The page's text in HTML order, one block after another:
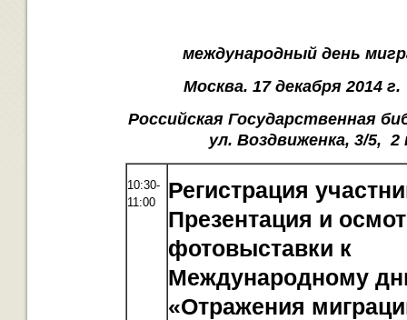
международный день
Москва. 17 декабря 2014
Российская Государственная
ул. Воздвиженка, 3/5, 2
10:30-
11:00
Регистрация
Презентация и
фотовыставки к
Международному
«Отражения